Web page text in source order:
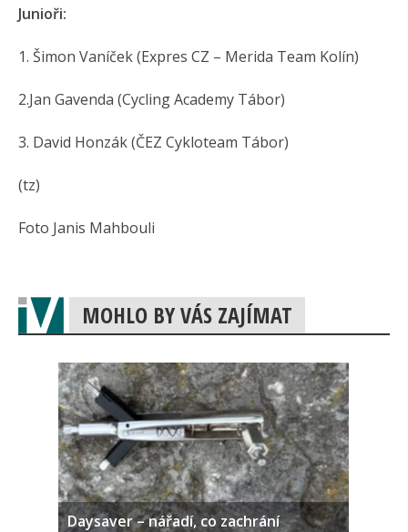
Junioři:
1. Šimon Vaníček (Expres CZ – Merida Team Kolín)
2.Jan Gavenda (Cycling Academy Tábor)
3. David Honzák (ČEZ Cykloteam Tábor)
(tz)
Foto Janis Mahbouli
MOHLO BY VÁS ZAJÍMAT
Daysaver – nářadí, co zachrání